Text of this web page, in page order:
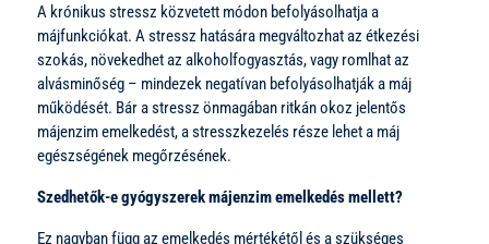
A krónikus stressz közvetett módon befolyásolhatja a
májfunkciókat. A stressz hatására megváltozhat az étkezési
szokás, növekedhet az alkoholfogyasztás, vagy romlhat az
alvásminőség – mindezek negatívan befolyásolhatják a máj
működését. Bár a stressz önmagában ritkán okoz jelentős
májenzim emelkedést, a stresszkezelés része lehet a máj
egészségének megőrzésének.
Szedhetők-e gyógyszerek májenzim emelkedés mellett?
Ez nagyban függ az emelkedés mértékétől és a szükséges